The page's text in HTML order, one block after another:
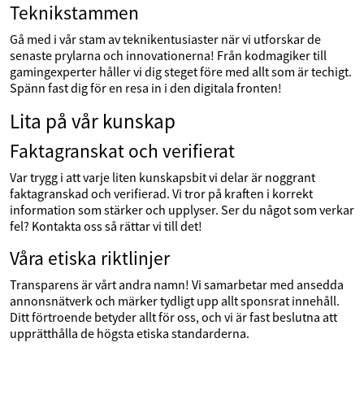
Teknikstammen
Gå med i vår stam av teknikentusiaster när vi utforskar de
senaste prylarna och innovationerna! Från kodmagiker till
gamingexperter håller vi dig steget före med allt som är techigt.
Spänn fast dig för en resa in i den digitala fronten!
Lita på vår kunskap
Faktagranskat och verifierat
Var trygg i att varje liten kunskapsbit vi delar är noggrant
faktagranskad och verifierad. Vi tror på kraften i korrekt
information som stärker och upplyser. Ser du något som verkar
fel? Kontakta oss så rättar vi till det!
Våra etiska riktlinjer
Transparens är vårt andra namn! Vi samarbetar med ansedda
annonsnätverk och märker tydligt upp allt sponsrat innehåll.
Ditt förtroende betyder allt för oss, och vi är fast beslutna att
upprätthålla de högsta etiska standarderna.